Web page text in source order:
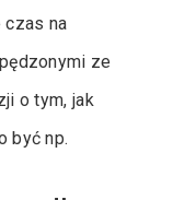
czas na
ze
o tym, jak
być np.